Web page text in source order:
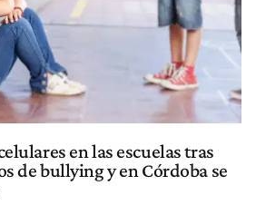
en las escuelas tras
de bullying y en Córdoba se